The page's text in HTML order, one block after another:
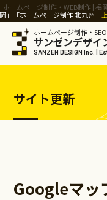
ホームページ制作・WEB制作 | 福
ームページ制作 北九州」上位表
ホームページ制作・
サンゼンデザイ
SANZEN DESIGN Inc. |
サイト更新
Googleマッ